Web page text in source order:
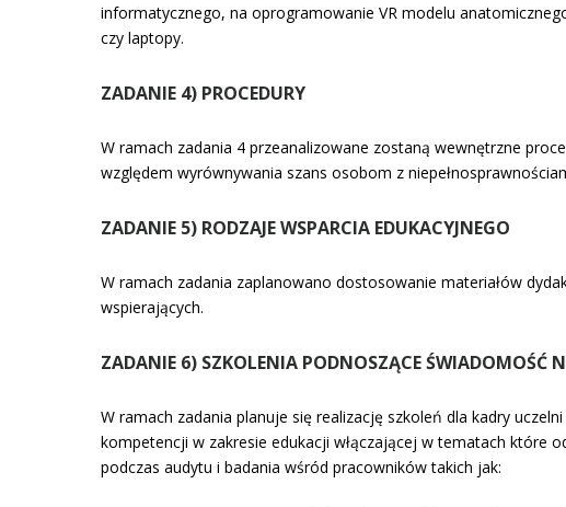
informatycznego, na oprogramowanie VR modelu
czy laptopy.
ZADANIE 4) PROCEDURY
W ramach zadania 4 przeanalizowane zostaną wewnętrzne
względem wyrównywania szans osobom z
ZADANIE 5) RODZAJE WSPARCIA EDUKACYJNEGO
W ramach zadania zaplanowano dostosowanie materiałów
wspierających.
ZADANIE 6) SZKOLENIA PODNOSZĄCE ŚWIADOMOŚĆ
W ramach zadania planuje się realizację szkoleń dla kadry
kompetencji w zakresie edukacji włączającej w tematach które
podczas audytu i badania wśród pracowników takich jak: